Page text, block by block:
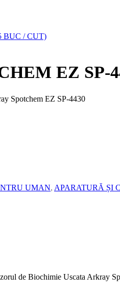
BUC / CUT)
EZ SP-
Spotchem EZ SP-4430
UMAN, APARATURĂ ȘI
de Biochimie Uscata Arkray